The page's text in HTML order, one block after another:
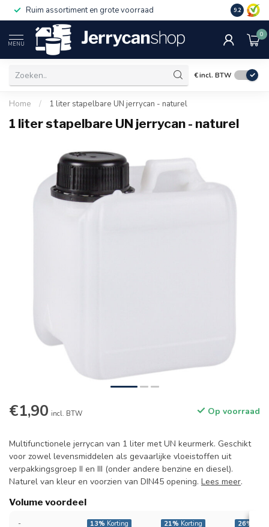
Ruim assortiment en grote voorraad 9.2
MENU
0
€incl. BTW
Home / 1 liter stapelbare UN jerrycan - naturel
1 liter stapelbare UN jerrycan - naturel
€1,90 incl. BTW Op voorraad
Multifunctionele jerrycan van 1 liter met UN keurmerk. Geschikt
voor zowel levensmiddelen als gevaarlijke vloeistoffen uit
verpakkingsgroep II en III (onder andere benzine en diesel).
Naturel van kleur en voorzien van DIN45 opening. Lees meer.
Volume voordeel
- 13% Korting 21% Korting 26%